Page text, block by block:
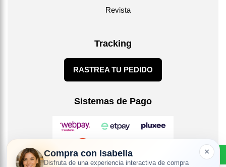
Revista
Tracking
RASTREA TU PEDIDO
Sistemas de Pago